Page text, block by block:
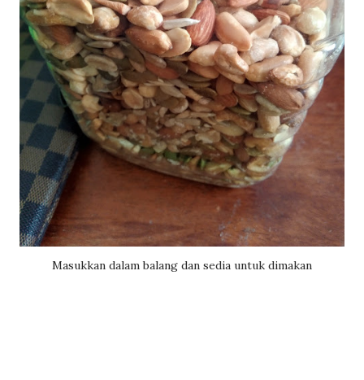
Masukkan dalam balang dan sedia untuk dimakan